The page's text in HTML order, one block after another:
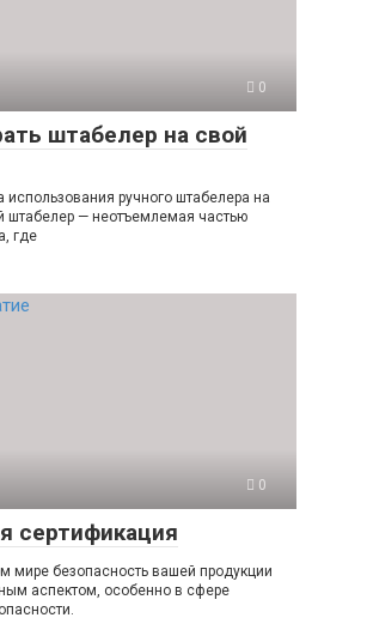
0
штабелер на свой
ручного штабелера на
штабелер — неотъемлемая частью
где
0
сертификация
мире безопасность вашей продукции
аспектом, особенно в сфере